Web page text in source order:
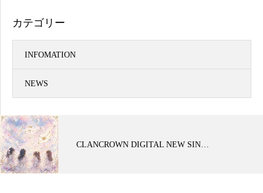
カテゴリー
INFOMATION
NEWS
CLANCROWN DIGITAL NEW SIN…